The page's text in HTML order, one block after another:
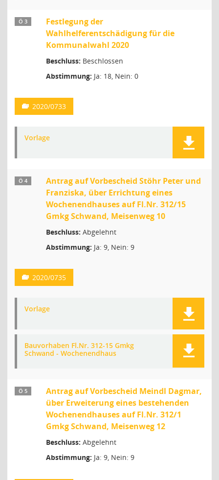
Ö 3
Festlegung der
Wahlhelferentschädigung für die
Kommunalwahl 2020
Beschluss: Beschlossen
Abstimmung: Ja: 18, Nein: 0
2020/0733
Vorlage
Ö 4
Antrag auf Vorbescheid Stöhr Peter und
Franziska, über Errichtung eines
Wochenendhauses auf Fl.Nr. 312/15
Gmkg Schwand, Meisenweg 10
Beschluss: Abgelehnt
Abstimmung: Ja: 9, Nein: 9
2020/0735
Vorlage
Bauvorhaben Fl.Nr. 312-15 Gmkg
Schwand - Wochenendhaus
Ö 5
Antrag auf Vorbescheid Meindl Dagmar,
über Erweiterung eines bestehenden
Wochenendhauses auf Fl.Nr. 312/1
Gmkg Schwand, Meisenweg 12
Beschluss: Abgelehnt
Abstimmung: Ja: 9, Nein: 9